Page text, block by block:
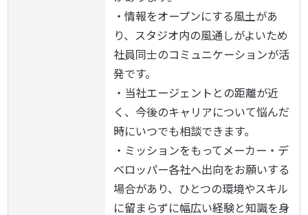
・情報をオープンにする風土があ
り、スタジオ内の風通しがよいため
社員同士のコミュニケーションが活
発です。
・当社エージェントとの距離が近
く、今後のキャリアについて悩んだ
時にいつでも相談できます。
・ミッションをもってメーカー・デ
ベロッパー各社へ出向をお願いする
場合があり、ひとつの環境やスキル
に留まらずに幅広い経験と知識を身